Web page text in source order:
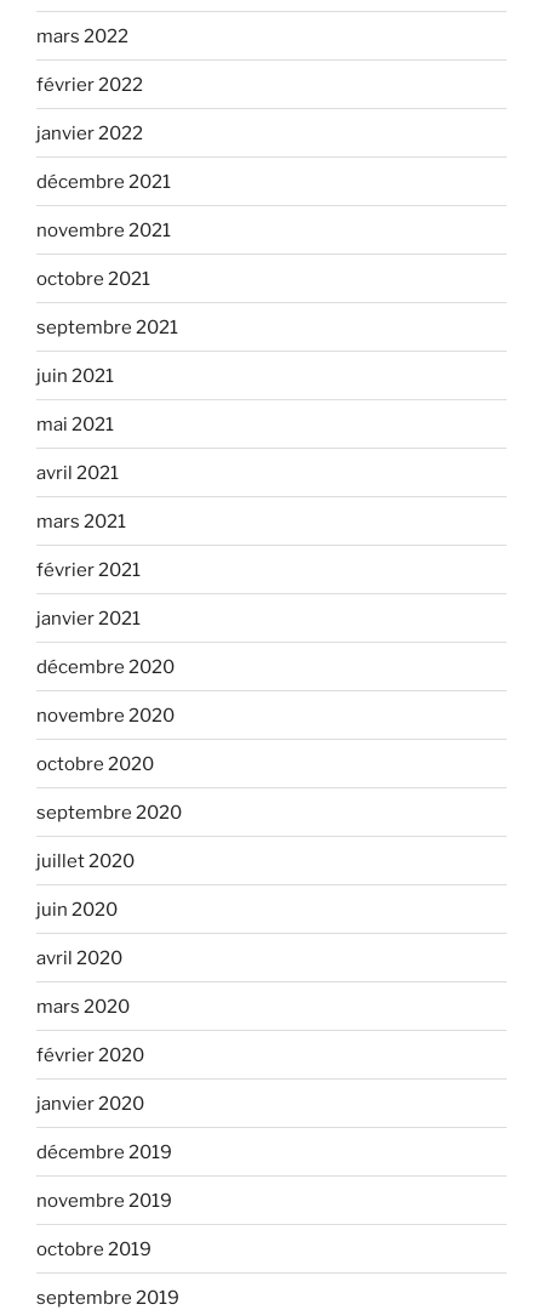
mars 2022
février 2022
janvier 2022
décembre 2021
novembre 2021
octobre 2021
septembre 2021
juin 2021
mai 2021
avril 2021
mars 2021
février 2021
janvier 2021
décembre 2020
novembre 2020
octobre 2020
septembre 2020
juillet 2020
juin 2020
avril 2020
mars 2020
février 2020
janvier 2020
décembre 2019
novembre 2019
octobre 2019
septembre 2019